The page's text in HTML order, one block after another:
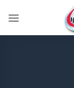
qua